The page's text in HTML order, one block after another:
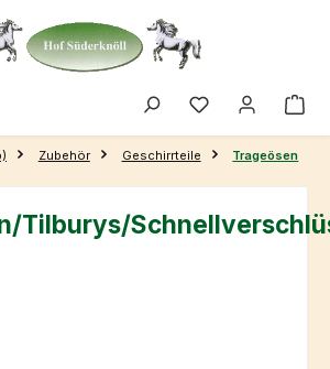
Zubehör Geschirrteile Trageösen
Tilburys/